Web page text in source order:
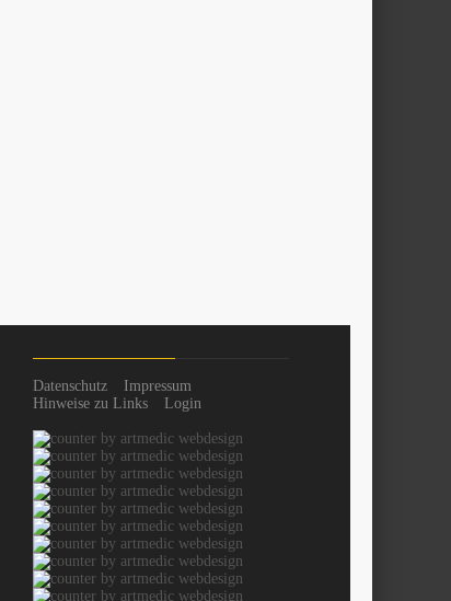
Datenschutz
Impressum
Hinweise zu Links
Login